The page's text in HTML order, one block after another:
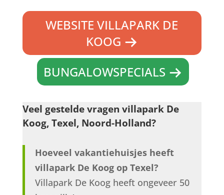
WEBSITE VILLAPARK DE
KOOG
BUNGALOWSPECIALS
Veel gestelde vragen villapark De
Koog, Texel, Noord-Holland?
Hoeveel vakantiehuisjes heeft
villapark De Koog op Texel?
Villapark De Koog heeft ongeveer 50